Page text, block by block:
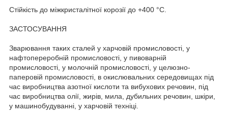
Стійкість до міжкристалітної корозії до +400 °C.
ЗАСТОСУВАННЯ
Зварювання таких сталей у харчовій промисловості, у
нафтопереробній промисловості, у пивоварній
промисловості, у молочній промисловості, у целюзно-
паперовій промисловості, в окислювальних середовищах під
час виробництва азотної кислоти та вибухових речовин, під
час виробництва олії, жирів, мила, дубильних речовин, шкіри,
у машинобудуванні, у харчовій техніці.